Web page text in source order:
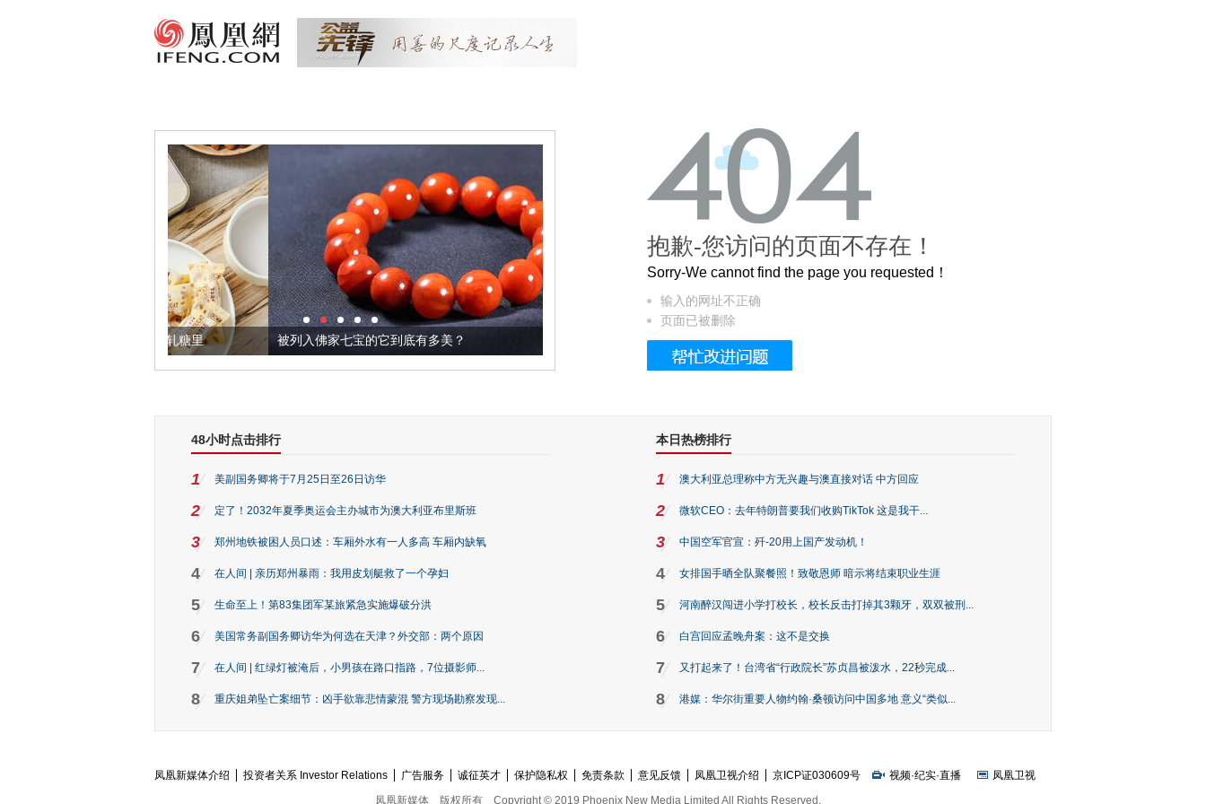
被列入佛家七宝的它到底有多美？ 这个3.2米的长卷，还原了600岁的紫禁城
抱歉-您访问的页面不存在！
Sorry-We cannot find the page you requested！
输入的网址不正确
页面已被删除
48小时点击排行
1 美副国务卿将于7月25日至26日访华
2 定了！2032年夏季奥运会主办城市为澳大利亚布里斯班
3 郑州地铁被困人员口述：车厢外水有一人多高 车厢内缺氧
4 在人间 | 亲历郑州暴雨：我用皮划艇救了一个孕妇
5 生命至上！第83集团军某旅紧急实施爆破分洪
6 美国常务副国务卿访华为何选在天津？外交部：两个原因
7 在人间 | 红绿灯被淹后，小男孩在路口指路，7位摄影师...
8 重庆姐弟坠亡案细节：凶手欲靠悲情蒙混 警方现场勘察发现...
本日热榜排行
1 澳大利亚总理称中方无兴趣与澳直接对话 中方回应
2 微软CEO：去年特朗普要我们收购TikTok 这是我干...
3 中国空军官宣：歼-20用上国产发动机！
4 女排国手晒全队聚餐照！致敬恩师 暗示将结束职业生涯
5 河南醉汉闯进小学打校长，校长反击打掉其3颗牙，双双被刑...
6 白宫回应孟晚舟案：这不是交换
7 又打起来了！台湾省“行政院长”苏贞昌被泼水，22秒完成...
8 港媒：华尔街重要人物约翰·桑顿访问中国多地 意义“类似...
凤凰新媒体介绍 投资者关系 Investor Relations 广告服务 诚征英才 保护隐私权 免责条款 意见反馈 凤凰卫视介绍 京ICP证030609号 视频·纪实·直播
凤凰卫视
凤凰新媒体
版权所有 Copyright © 2019 Phoenix New Media Limited All Rights Reserved.